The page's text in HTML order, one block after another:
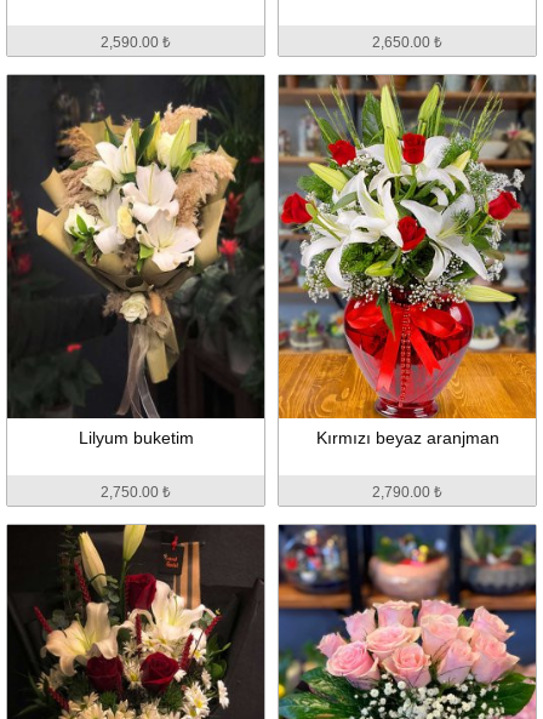
2,590.00 ₺ 2,650.00 ₺
Lilyum buketim
2,750.00 ₺
Kırmızı beyaz aranjman
2,790.00 ₺